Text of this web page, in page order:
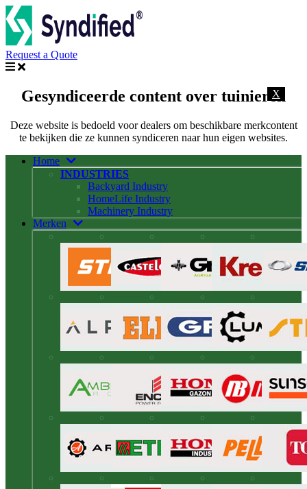
Request a Quote
X
Gesyndiceerde content over tuinieren
Deze website is bedoeld voor dealers om beschikbare merkcontent
te bekijken die ze kunnen syndiceren naar hun eigen websites.
Home
INDUSTRIES
Backyard Industry
HomeLife Industry
Machinery Industry
Merken